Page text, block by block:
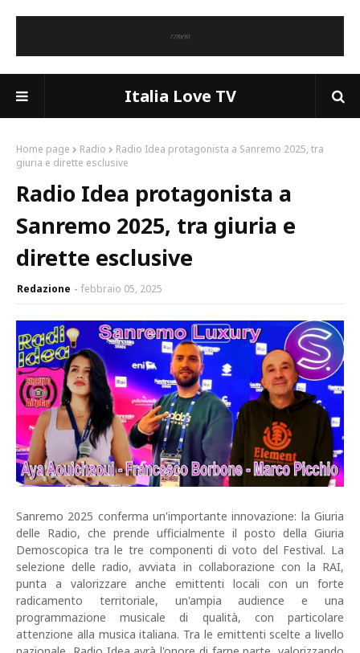
Italia Love TV
Home page Radio
Radio Idea protagonista a Sanremo 2025, tra
giuria e dirette esclusive
Radio Idea protagonista a
Sanremo 2025, tra giuria e
dirette esclusive
Redazione febbraio 05, 2025
Sanremo 2025 conferma un'importante innovazione: la Giuria
delle Radio, che prende ufficialmente il posto della Giuria
Demoscopica tra le tre componenti di voto del Festival. La
selezione delle radio, avviata in collaborazione con la RAI,
punta a valorizzare anche emittenti locali con un forte
radicamento territoriale, un'ampia audience e una
programmazione musicale di qualità, con particolare
attenzione alla musica italiana. Tra le emittenti scelte a livello